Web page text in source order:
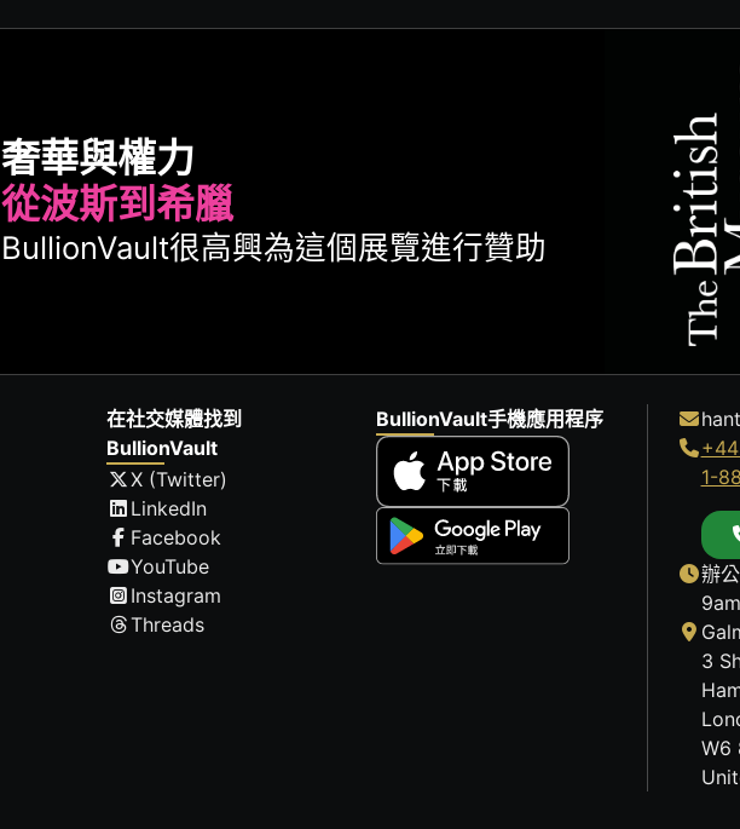
奢華與權力
從波斯到希臘
BullionVault很高興為這個展覽進行贊助
在社交媒體找到
BullionVault
X (Twitter)
LinkedIn
Facebook
YouTube
Instagram
Threads
BullionVault手機應用程序
1-
辦
3
W6